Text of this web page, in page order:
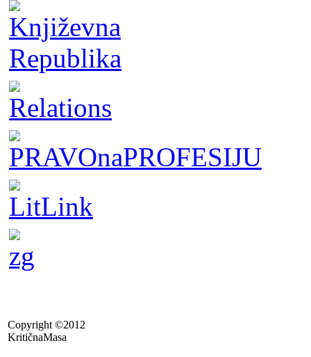
Copyright ©2012
KritičnaMasa